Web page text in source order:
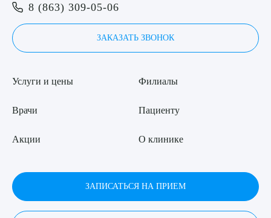
8 (863) 309-05-06
ЗАКАЗАТЬ ЗВОНОК
Услуги и цены
Врачи
Акции
Филиалы
Пациенту
О клинике
ЗАПИСАТЬСЯ НА ПРИЕМ